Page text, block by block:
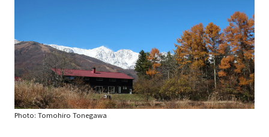
Photo: Tomohiro Tonegawa